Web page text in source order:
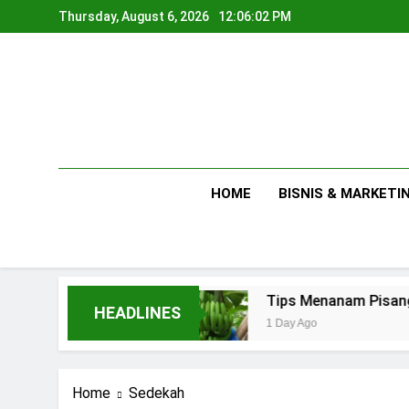
to
Thursday, August 6, 2026 12:06:02 PM
HOME BISNIS &
HEADLINES
Tips Menanam Pisang :
1 Day Ago
Home Sedekah